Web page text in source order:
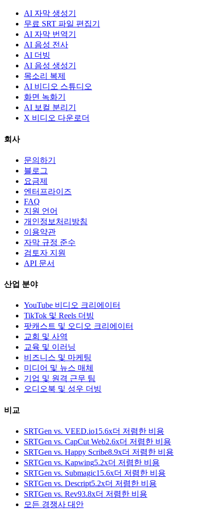
AI 자막 생성기
무료 SRT 파일 편집기
AI 자막 번역기
AI 음성 전사
AI 더빙
AI 음성 생성기
목소리 복제
AI 비디오 스튜디오
화면 녹화기
AI 보컬 분리기
X 비디오 다운로더
회사
문의하기
블로그
요금제
엔터프라이즈
FAQ
지원 언어
개인정보처리방침
이용약관
자막 규정 준수
검토자 지원
API 문서
산업 분야
YouTube 비디오 크리에이터
TikTok 및 Reels 더빙
팟캐스트 및 오디오 크리에이터
교회 및 사역
교육 및 이러닝
비즈니스 및 마케팅
미디어 및 뉴스 매체
기업 및 원격 근무 팀
오디오북 및 성우 더빙
비교
SRTGen vs. VEED.io15.6x더 저렴한 비용
SRTGen vs. CapCut Web2.6x더 저렴한 비용
SRTGen vs. Happy Scribe8.9x더 저렴한 비용
SRTGen vs. Kapwing5.2x더 저렴한 비용
SRTGen vs. Submagic15.6x더 저렴한 비용
SRTGen vs. Descript5.2x더 저렴한 비용
SRTGen vs. Rev93.8x더 저렴한 비용
모든 경쟁사 대안